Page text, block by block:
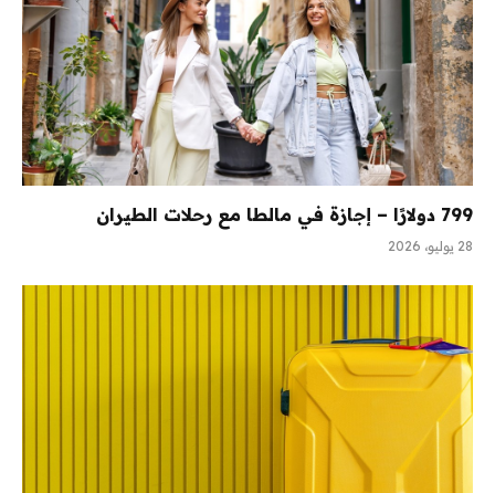
799 دولارًا – إجازة في مالطا مع رحلات الطيران
28 يوليو، 2026